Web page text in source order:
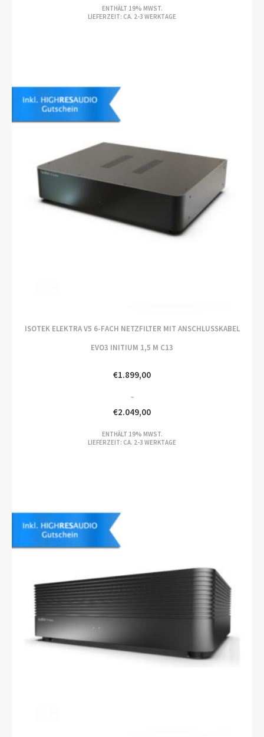
ENTHÄLT 19% MWST.
LIEFERZEIT: CA. 2-3 WERKTAGE
ISOTEK ELEKTRA V5 6-FACH NETZFILTER MIT ANSCHLUSSKABEL
EVO3 INITIUM 1,5 M C13
€1.899,00
–
€2.049,00
ENTHÄLT 19% MWST.
LIEFERZEIT: CA. 2-3 WERKTAGE